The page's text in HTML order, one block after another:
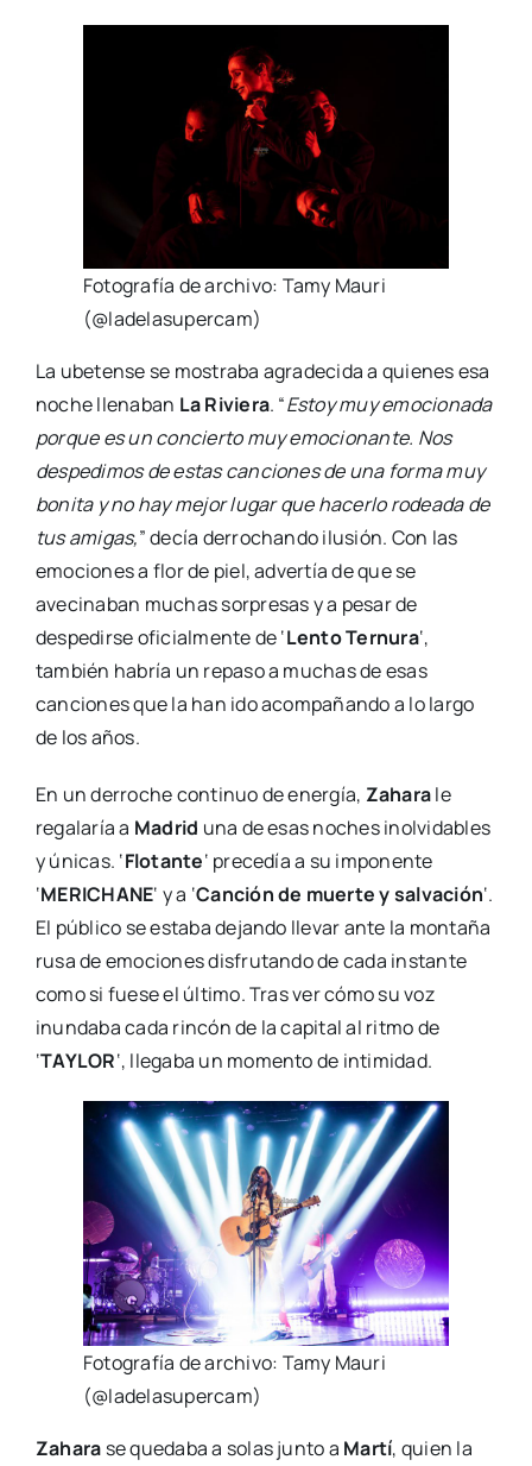
Fotografía de archivo: Tamy Mauri
(@ladelasupercam)
La ubetense se mostraba agradecida a quienes esa
noche llenaban La Riviera. “Estoy muy emocionada
porque es un concierto muy emocionante. Nos
despedimos de estas canciones de una forma muy
bonita y no hay mejor lugar que hacerlo rodeada de
tus amigas,” decía derrochando ilusión. Con las
emociones a flor de piel, advertía de que se
avecinaban muchas sorpresas y a pesar de
despedirse oficialmente de ‘Lento Ternura‘,
también habría un repaso a muchas de esas
canciones que la han ido acompañando a lo largo
de los años.
En un derroche continuo de energía, Zaharale
regalaría a Madrid una de esas noches inolvidables
y únicas. ‘Flotante‘ precedía a su imponente
‘MERICHANE‘ y a ‘Canción de muerte y salvación‘.
El público se estaba dejando llevar ante la montaña
rusa de emociones disfrutando de cada instante
como si fuese el último. Tras ver cómo su voz
inundaba cada rincón de la capital al ritmo de
‘TAYLOR‘, llegaba un momento de intimidad.
Fotografía de archivo: Tamy Mauri
(@ladelasupercam)
Zahara se quedaba a solas junto a Martí, quien la